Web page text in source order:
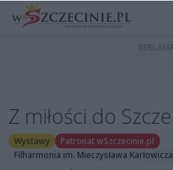
Z miłości do
Wystawy
Patronat wSzczecinie.pl
Filharmonia im. Mieczysława